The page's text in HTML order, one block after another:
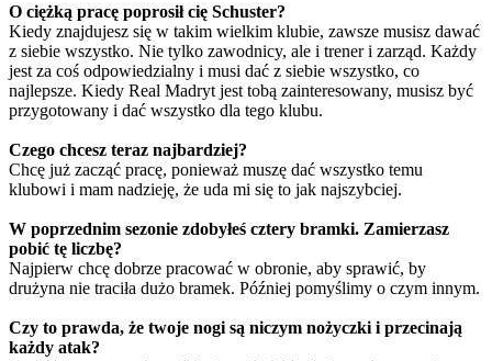
O ciężką pracę poprosił cię Schuster?
Kiedy znajdujesz się w takim wielkim klubie, zawsze musisz dawać
z siebie wszystko. Nie tylko zawodnicy, ale i trener i zarząd. Każdy
jest za coś odpowiedzialny i musi dać z siebie wszystko, co
najlepsze. Kiedy Real Madryt jest tobą zainteresowany, musisz być
przygotowany i dać wszystko dla tego klubu.
Czego chcesz teraz najbardziej?
Chcę już zacząć pracę, ponieważ muszę dać wszystko temu
klubowi i mam nadzieję, że uda mi się to jak najszybciej.
W poprzednim sezonie zdobyłeś cztery bramki. Zamierzasz
pobić tę liczbę?
Najpierw chcę dobrze pracować w obronie, aby sprawić, by
drużyna nie traciła dużo bramek. Później pomyślimy o czym innym.
Czy to prawda, że twoje nogi są niczym nożyczki i przecinają
każdy atak?